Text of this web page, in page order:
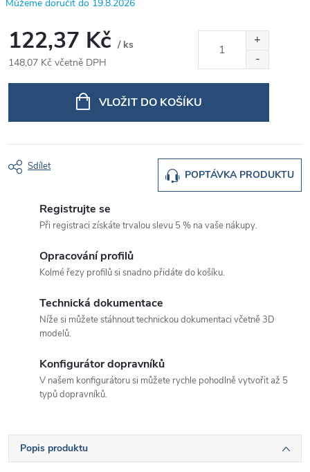
19.8.2026
122,37 Kč / ks
148,07 Kč včetně DPH
VLOŽIT DO KOŠÍKU
POPTÁVKA PRODUKTU
Sdílet
Registrujte se
Při registraci získáte trvalou slevu 5 % na vaše nákupy.
Opracování profilů
Kolmé řezy profilů si snadno přidáte do košíku.
Technická dokumentace
Níže si můžete stáhnout technickou dokumentaci včetně 3D
modelů.
Konfigurátor dopravníků
V našem konfigurátoru si můžete rychle pohodlně vytvořit až 5
typů dopravníků.
Popis produktu